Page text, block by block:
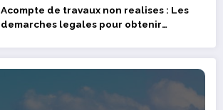
Acompte de travaux non realises : Les
demarches legales pour obtenir